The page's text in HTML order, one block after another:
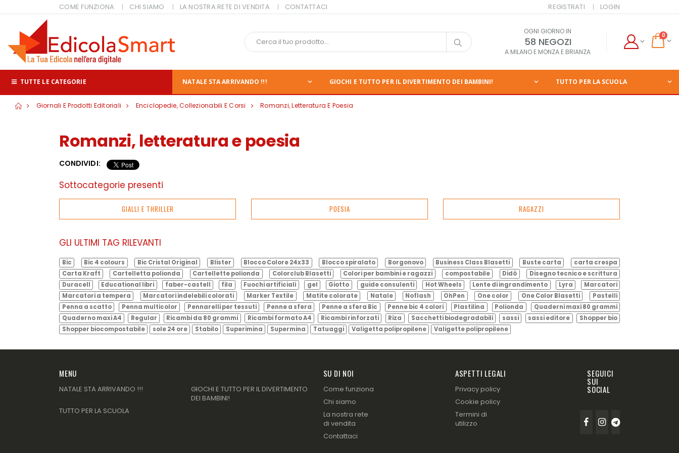
COME FUNZIONA CHI SIAMO LA NOSTRA RETE DI VENDITA CONTATTACI REGISTRATI LOGIN
OGNI GIORNO IN
58 NEGOZI
A MILANO E MONZA E BRIANZA
0
TUTTE LE CATEGORIE NATALE STA ARRIVANDO !!! GIOCHI E TUTTO PER IL DIVERTIMENTO DEI BAMBINI! TUTTO PER LA SCUOLA
Giornali E Prodotti Editoriali Enciclopedie, Collezionabili E Corsi Romanzi, Letteratura E Poesia
Romanzi, letteratura e poesia
CONDIVIDI:
Sottocategorie presenti
GIALLI E THRILLER POESIA RAGAZZI
GLI ULTIMI TAG RILEVANTI
Bic Bic 4 colours Bic Cristal Original Blister Blocco Colore 24x33 Blocco spiralato Borgonovo Business Class Blasetti Buste carta
carta crespa
Carta Kraft
Cartelletta polionda Cartellette polionda Colorclub Blasetti Colori per bambini e ragazzi compostabile Didò
Disegno tecnico e scrittura
Duracell
Educational libri faber-castell fila Fuochi artificiali gel Giotto guide consulenti Hot Wheels Lente di ingrandimento Lyra
Marcatori
Marcatori a tempera
Marcatori indelebili colorati Marker Textile Matite colorate Natale Noflash OhPen One color One Color Blasetti
Pastelli
Penna a scatto
Penna multicolor Pennarelli per tessuti Penne a sfera Penne a sfera Bic Penne bic 4 colori Plastilina Polionda
Quaderni maxi 80 grammi
Quaderno maxi A4
Regular Ricambi da 80 grammi Ricambi formato A4 Ricambi rinforzati Riza Sacchetti biodegradabili sassi sassi editore
Shopper bio
Shopper biocompostabile
sole 24 ore Stabilo Superimina Supermina Tatuaggi Valigetta polipropilene Valigette polipropilene
MENU
NATALE STA ARRIVANDO !!!
GIOCHI E TUTTO PER IL DIVERTIMENTO
DEI BAMBINI!
TUTTO PER LA SCUOLA
SU DI NOI
Come funziona
Chi siamo
La nostra rete
di vendita
Contattaci
ASPETTI LEGALI
Privacy policy
Cookie policy
Termini di
utilizzo
SEGUICI
SUI
SOCIAL